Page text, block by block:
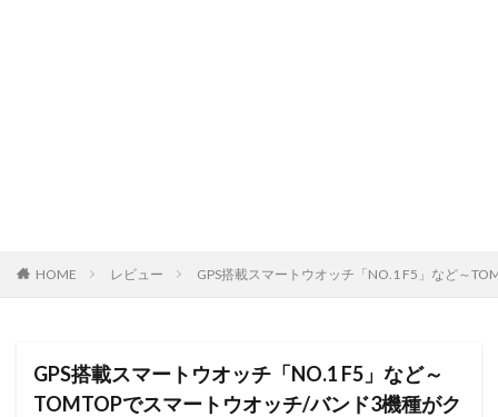
HOME レビュー GPS搭載スマートウオッチ「NO.1 F5」など～
GPS搭載スマートウオッチ「NO.1 F5」など～
TOMTOPでスマートウオッチ/バンド3機種がク